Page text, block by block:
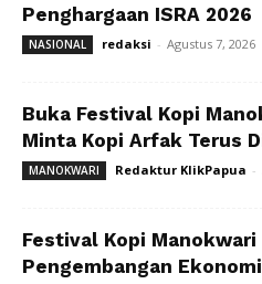
Penghargaan ISRA 2026
NASIONAL redaksi - Agustus 7, 2026
Buka Festival Kopi
Minta Kopi Arfak Terus
MANOKWARI Redaktur KlikPapua -
Festival Kopi Manokwari
Pengembangan